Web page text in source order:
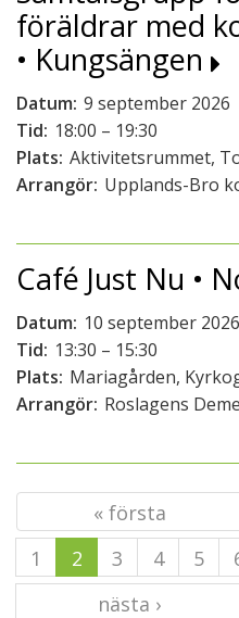
föräldrar med
• Kungsängen
Datum: 9 september 2026
Tid: 18:00 – 19:30
Plats: Aktivitetsrummet,
Arrangör: Upplands-Bro
Café Just Nu •
Datum: 10 september 2026
Tid: 13:30 – 15:30
Plats: Mariagården,
Arrangör: Roslagens
« första
1
2 3 4 5
nästa ›